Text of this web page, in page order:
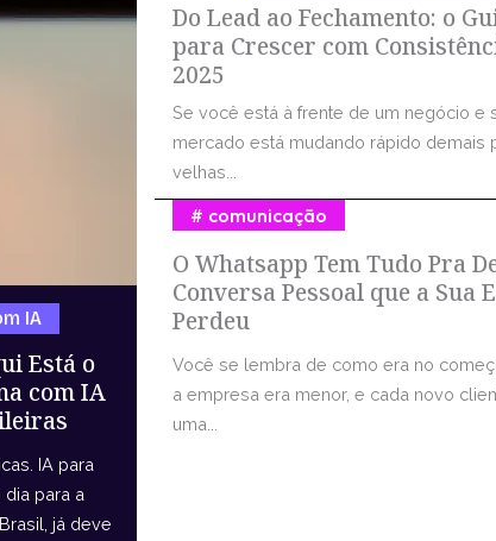
Está o
com IA
IA
IA para
para a
já deve
Do Lead ao Fechamento: o
para Crescer com
2025
Se você está à frente de um negócio e
mercado está mudando rápido demais
velhas...
O Whatsapp Tem Tudo Pra
Conversa Pessoal que a Sua
Perdeu
comunicação
Você se lembra de como era no
a empresa era menor, e cada novo
uma...